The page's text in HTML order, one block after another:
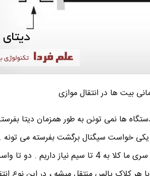
بیت ها در انتقال موازی
ها نمی تونن به طور همزمان دیتا
انتقال سری یا سریال استفاده میکنه . در انتقال سری ما کلا به 4